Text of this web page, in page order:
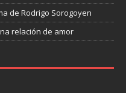
de Rodrigo Sorogoyen
relación de amor